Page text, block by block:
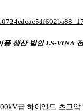
퐁 생산 법인 LS-VINA
급 하이엔드 초고압